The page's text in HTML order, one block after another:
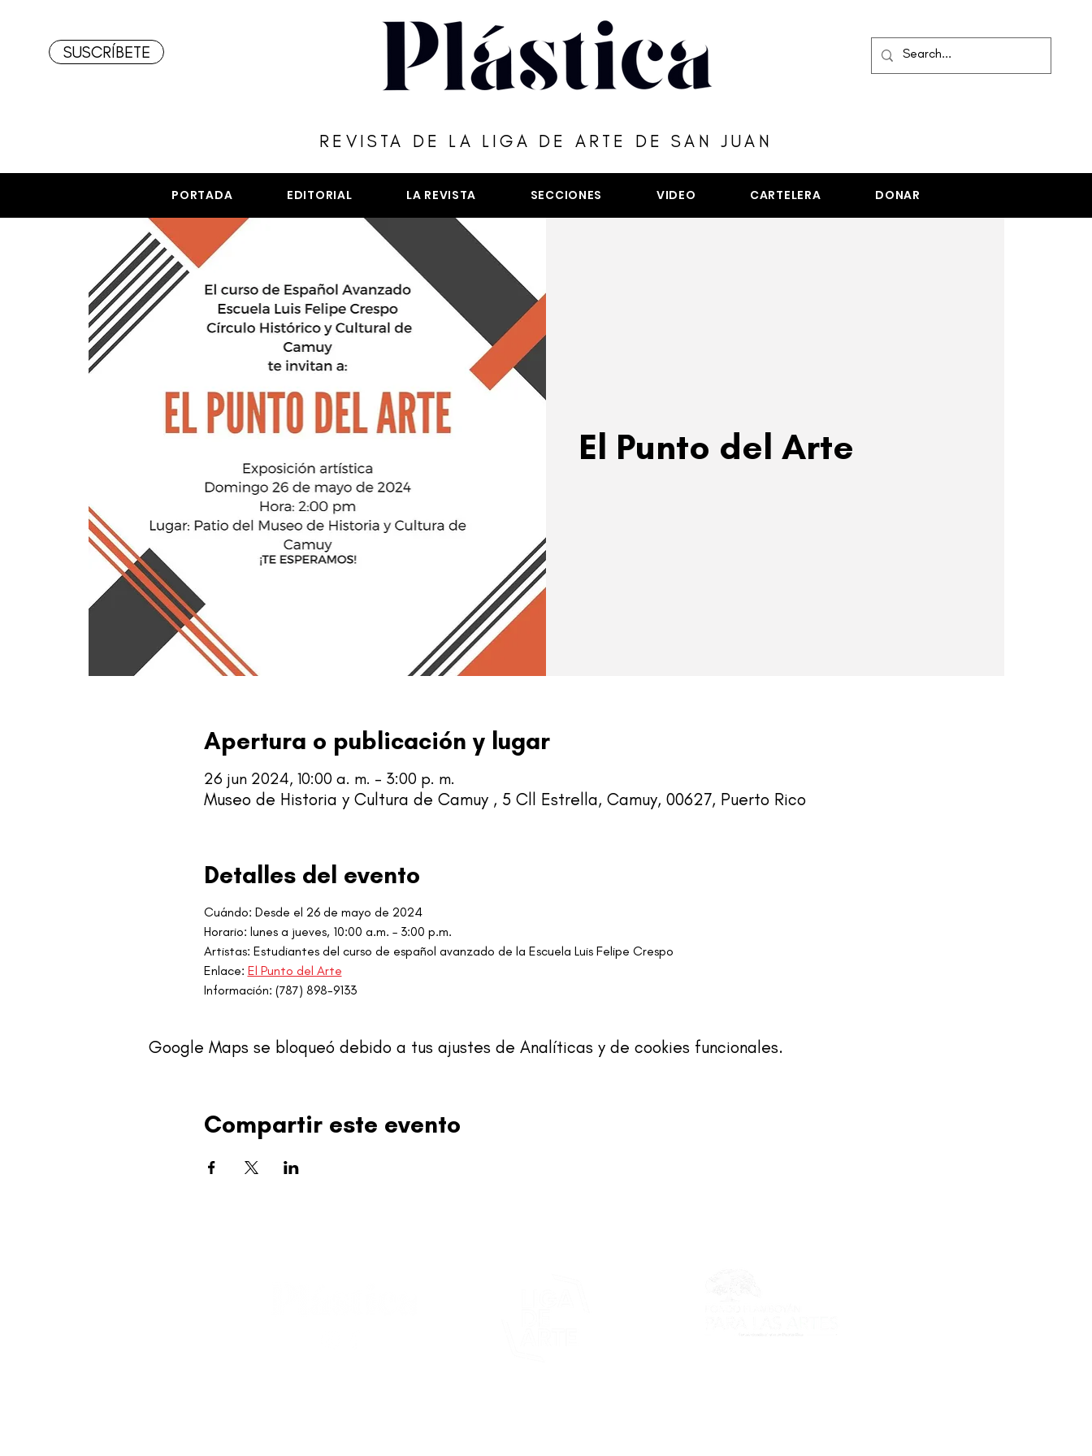
SUSCRÍBETE
REVISTA DE LA LIGA DE ARTE DE SAN JUAN
PORTADA EDITORIAL LA REVISTA SECCIONES VIDEO CARTELERA DONAR
El Punto del Arte
Apertura o publicación y lugar
26 jun 2024, 10:00 a. m. – 3:00 p. m.
Museo de Historia y Cultura de Camuy , 5 Cll Estrella, Camuy, 00627, Puerto Rico
Detalles del evento
Cuándo: Desde el 26 de mayo de 2024
Horario: lunes a jueves, 10:00 a.m. – 3:00 p.m.
Artistas: Estudiantes del curso de español avanzado de la Escuela Luis Felipe Crespo
Enlace: El Punto del Arte
Información: (787) 898-9133
Google Maps se bloqueó debido a tus ajustes de Analíticas y de cookies funcionales.
Compartir este evento